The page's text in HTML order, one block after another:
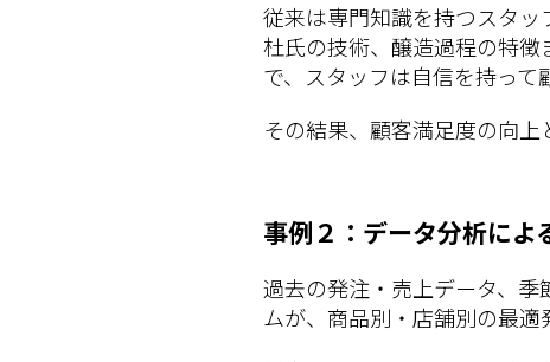
従来は専門知識を持つスタ
杜氏の技術、醸造過程の特
で、スタッフは自信を持って
その結果、顧客満足度の向上
事例２：データ分析によ
過去の発注・売上データ、
ムが、商品別・店舗別の最適